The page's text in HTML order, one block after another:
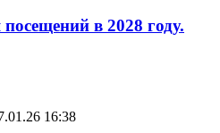
в 2028 году.
16:38